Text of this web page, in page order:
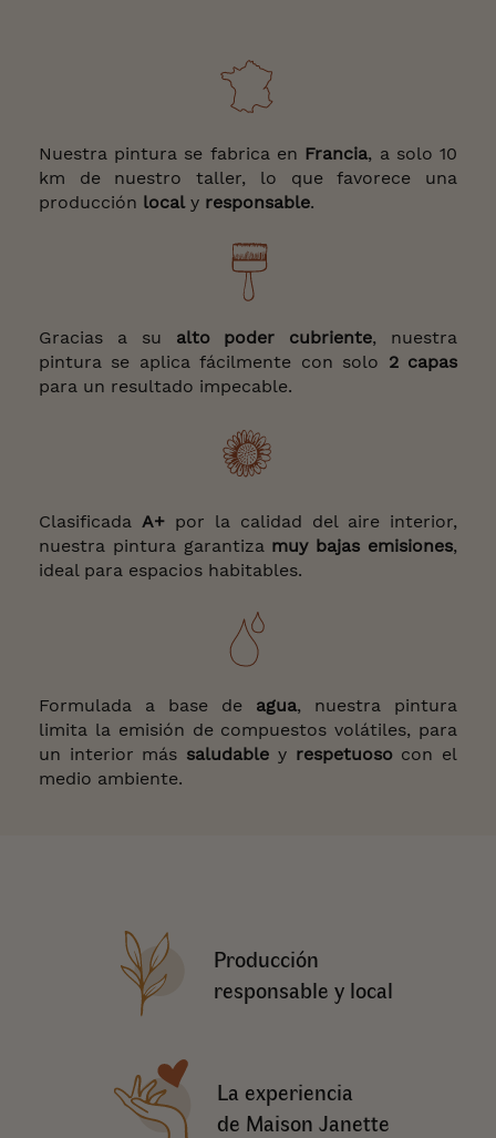
Nuestra pintura se fabrica en Francia, a solo 10
km de nuestro taller, lo que favorece una
producción localy responsable.
Gracias a su alto poder cubriente, nuestra
pintura se aplica fácilmente con solo 2 capas
para un resultado impecable.
Clasificada A+por la calidad del aire interior,
nuestra pintura garantiza muy bajas emisiones,
ideal para espacios habitables.
Formulada a base de agua, nuestra pintura
limita la emisión de compuestos volátiles, para
un interior más saludable y respetuosocon el
medio ambiente.
Producción
responsable y local
La experiencia
de Maison Janette